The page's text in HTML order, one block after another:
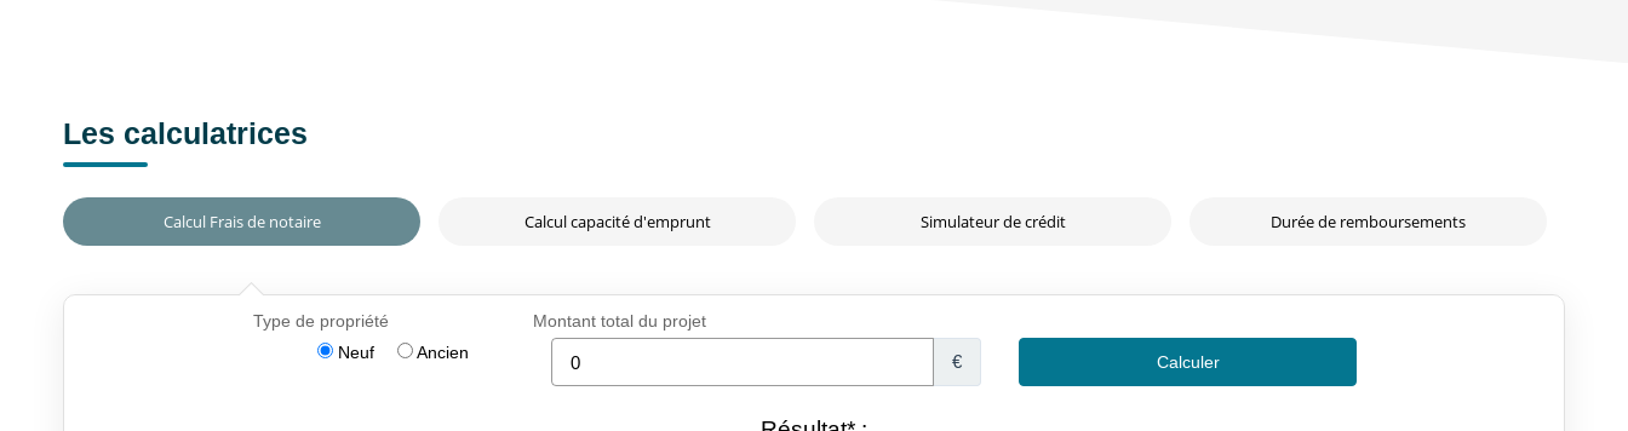
Les calculatrices
Calcul Frais de notaire Calcul capacité d'emprunt Simulateur de crédit Durée de remboursements